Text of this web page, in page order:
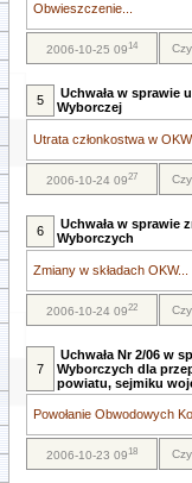
Obwieszczenie...
2006-10-25 0914
5
Uchwała w sprawie
Wyborczej
Utrata członkostwa w
2006-10-24 0927
6
Uchwała w sprawie
Wyborczych
Zmiany w składach OKW...
2006-10-24 0922
7
Uchwała Nr 2/06 w
Wyborczych dla
powiatu, sejmiku
Powołanie Obwodowych
2006-10-23 0918